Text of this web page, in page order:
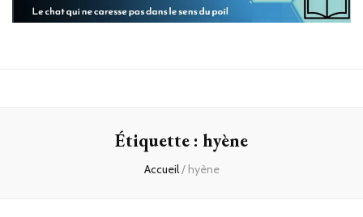
blog
Étiquette : hyène
Accueil/ hyène